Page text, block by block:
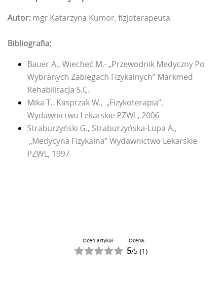
Autor: mgr Katarzyna Kumor, fizjoterapeuta
Bibliografia:
Bauer A., Wiecheć M.- „Przewodnik Medyczny Po
Wybranych Zabiegach Fizykalnych” Markmed
Rehabilitacja S.C.
Mika T., Kasprzak W., „Fizykoterapia”,
Wydawnictwo Lekarskie PZWL, 2006
Straburzyński G., Straburzyńska-Lupa A.,
„Medycyna Fizykalna” Wydawnictwo Lekarskie
PZWL, 1997
Oceń artykuł: Ocena:
5/5(1)